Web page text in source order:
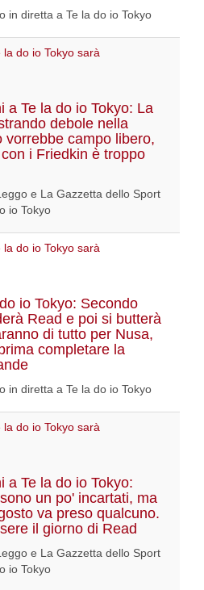
in diretta a Te la do io Tokyo
a Te la do io Tokyo: La
debole nella
vorrebbe campo libero,
i Friedkin è troppo
e La Gazzetta dello Sport
io Tokyo
io Tokyo: Secondo
Read e poi si butterà
di tutto per Nusa,
completare la
in diretta a Te la do io Tokyo
a Te la do io Tokyo:
un po' incartati, ma
va preso qualcuno.
il giorno di Read
e La Gazzetta dello Sport
io Tokyo